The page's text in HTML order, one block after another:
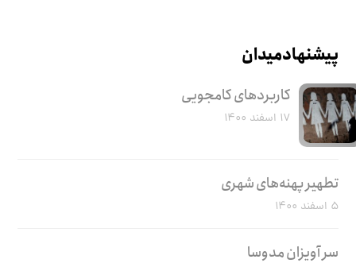
پیشنهاد میدان
کاربرد‌های کامجویی
۱۷ اسفند ۱۴۰۰
تطهیر پهنه‌های شهری
۵ اسفند ۱۴۰۰
سر آویزان مدوسا